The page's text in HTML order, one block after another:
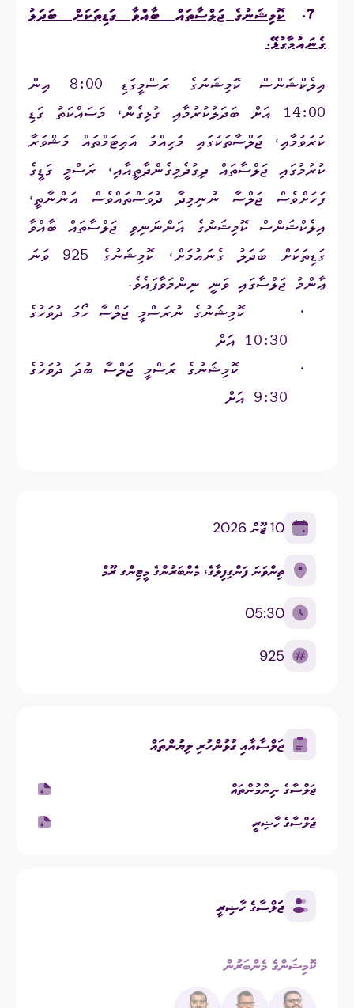
7.
ކޮމިޝަނުގެ ޖަލްސާތައް ބާއްވާ ގަޑިތަކަށް ބަދަލު
ގެނައުމާގުޅޭ.
އިލެކްޝަންސް ކޮމިޝަނުގެ ރަސްމީގަޑި 8:00 އިން
14:00 އަށް ބަދަލުކުރުމާއި ގުޅިގެން، މަސައްކަތު ގަޑި
ކުރުވުމާއި، ޖަލްސާތަކުގައި މުހިއްމު އައިޓަމްތައް މަޝްވަރާ
ކުރުމުގައި ޖަލްސާތައް ދިގުދެމިގެންދާތީއާއި، ރަސްމީ ގަޑީގެ
ފަހަށްވެސް ޖަލްސާ ނުނިމިދާ ދުވަސްތައްވެސް އަންނާތީ،
އިލެކްޝަންސް ކޮމިޝަނުގެ އަންނަނިވި ޖަލްސާތައް ބާއްވާ
ގަޑިތަކަށް ބަދަލު ގެނައުމަށް، ކޮމިޝަނުގެ 925 ވަނަ
ޢާންމު ޖަލްސާގައި ވަނީ ނިންމަވާފައެވެ.
·
ކޮމިޝަނުގެ ނުރަސްމީ ޖަލްސާ ހޯމަ ދުވަހުގެ
10:30 އަށް
·
ކޮމިޝަނުގެ ރަސްމީ ޖަލްސާ ބުދަ ދުވަހުގެ
9:30 އަށް
10 ޖޫން 2026
ތިންވަނަ ފަންގިފިލާގެ، މެންބަރުންގެ މީޓިންގ ރޫމް
05:30
925
ޖަލްސާއާއި ގުޅުންހުރި ލިޔުންތައް
ޖަލްސާގެ ނިންމުންތައް
ޖަލްސާގެ ހާޟިރީ
ޖަލްސާގެ ހާޟިރީ
ކޮމިޝަންގެ މެންބަރުން